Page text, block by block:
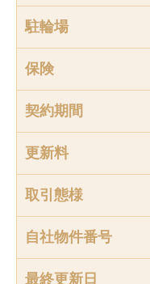
駐輪場
保険
契約期間
更新料
取引態様
自社物件番号
最終更新日